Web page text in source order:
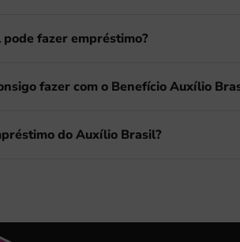
fazer empréstimo?
fazer com o Benefício Auxílio
do Auxílio Brasil?